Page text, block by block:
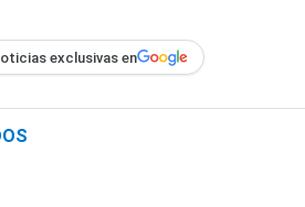
exclusivas en